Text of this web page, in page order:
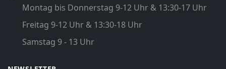
Montag bis Donnerstag 9-12 Uhr & 13:30-17 Uhr
Freitag 9-12 Uhr & 13:30-18 Uhr
Samstag 9 - 13 Uhr